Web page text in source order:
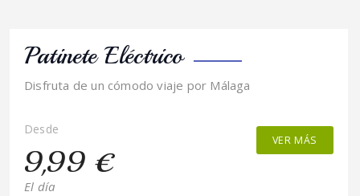
Patinete Eléctrico
Disfruta de un cómodo viaje por Málaga
Desde
9,99 €
El día
VER MÁS